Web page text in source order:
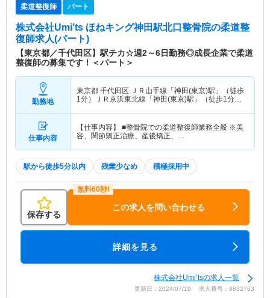
柔道整復師 パート
株式会社Umi’ts ほねキング神田駅北口整骨院の柔道整
復師求人(パート)
【東京都／千代田区】駅チカ☆週2～6日勤務◎成長企業で柔道
整復師の募集です！＜パート＞
勤務地
東京都 千代田区 ＪＲ山手線「神田(東京)駅」（徒歩
1分）ＪＲ京浜東北線「神田(東京)駅」（徒歩1分）
仕事内容
【仕事内容】 ■整骨院での柔道整復師業務全般 ※美
容、関節矯正治療、産後矯正、…
駅から徒歩5分以内 残業少なめ 積極採用中
保存する
この求人を問い合わせる
詳細を見る
株式会社Umi’tsの求人一覧
更新日：2024/07/19 求人番号：9832763